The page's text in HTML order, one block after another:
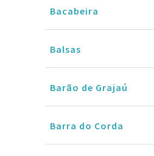
Bacabeira
Balsas
Barão de Grajaú
Barra do Corda